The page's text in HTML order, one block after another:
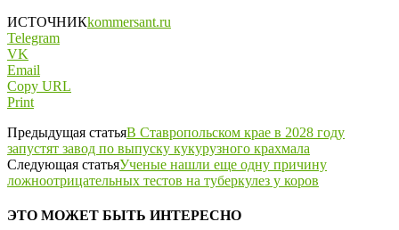
ИСТОЧНИКkommersant.ru
Telegram
VK
Email
Copy URL
Print
Предыдущая статьяВ Ставропольском крае в 2028 году
запустят завод по выпуску кукурузного крахмала
Следующая статьяУченые нашли еще одну причину
ложноотрицательных тестов на туберкулез у коров
ЭТО МОЖЕТ БЫТЬ ИНТЕРЕСНО